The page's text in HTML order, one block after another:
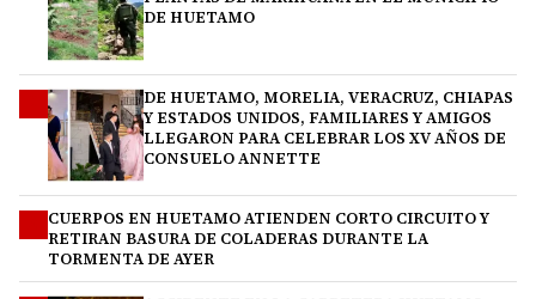
DE HUETAMO
DE HUETAMO, MORELIA, VERACRUZ, CHIAPAS
Y ESTADOS UNIDOS, FAMILIARES Y AMIGOS
LLEGARON PARA CELEBRAR LOS XV AÑOS DE
CONSUELO ANNETTE
CUERPOS EN HUETAMO ATIENDEN CORTO CIRCUITO Y
RETIRAN BASURA DE COLADERAS DURANTE LA
TORMENTA DE AYER